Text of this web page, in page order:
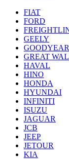
FIAT
FORD
GEELY
GOODYEAR
GREAT
HAVAL
HINO
HONDA
HYUNDAI
INFINITI
ISUZU
JAGUAR
JCB
JEEP
JETOUR
KIA